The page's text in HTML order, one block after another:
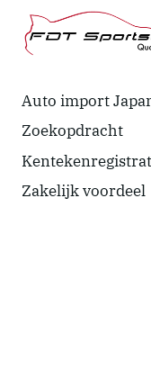
Auto import
Zoekopdracht
Zakelijk voordeel